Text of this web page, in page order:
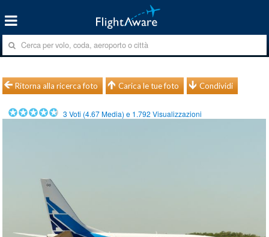
Ritorna alla ricerca foto Carica le tue foto Condividi
3 Voti (4.67Media) e 1.792 Visualizzazioni